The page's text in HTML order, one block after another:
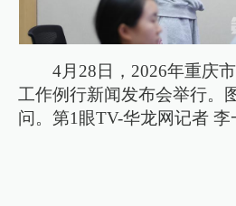
4月28日，2026年重庆
工作例行新闻发布会举行。
问。第1眼TV-华龙网记者 李